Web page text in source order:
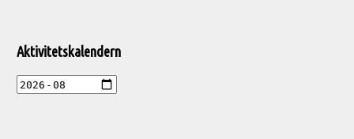
Aktivitetskalendern